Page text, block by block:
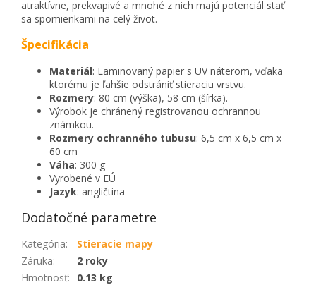
atraktívne, prekvapivé a mnohé z nich majú potenciál stať
sa spomienkami na celý život.
Špecifikácia
Materiál: Laminovaný papier s UV náterom, vďaka
ktorému je ľahšie odstrániť stieraciu vrstvu.
Rozmery: 80 cm (výška), 58 cm (šírka).
Výrobok je chránený registrovanou ochrannou
známkou.
Rozmery ochranného tubusu: 6,5 cm x 6,5 cm x
60 cm
Váha: 300 g
Vyrobené v EÚ
Jazyk: angličtina
Dodatočné parametre
Kategória:
Stieracie mapy
Záruka:
2 roky
Hmotnosť:
0.13 kg